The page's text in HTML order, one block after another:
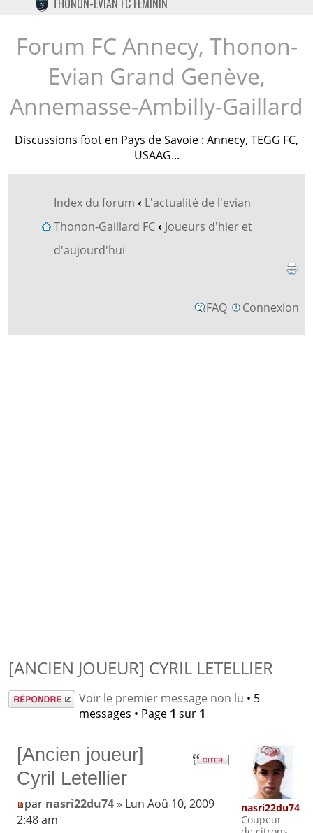
TWITTER
INSTAGRAM
THONON-EVIAN FC FÉMININ
Forum FC Annecy, Thonon-
Evian Grand Genève,
Annemasse-Ambilly-Gaillard
Discussions foot en Pays de Savoie : Annecy, TEGG FC,
USAAG...
Index du forum ‹ L'actualité de l'evian
Thonon-Gaillard FC‹ Joueurs d'hier et
d'aujourd'hui
FAQ Connexion
[ANCIEN JOUEUR] CYRIL LETELLIER
Répondre Voir le premier message non lu • 5
messages • Page 1 sur 1
[Ancien joueur]
Cyril Letellier
par nasri22du74» Lun Aoû 10, 2009
2:48 am
nasri22du74
Coupeur